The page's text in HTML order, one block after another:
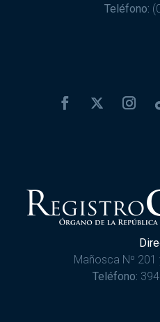
Teléfono:
Mañosca Nº
Teléfono: